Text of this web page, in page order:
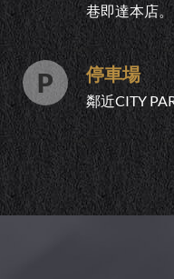
巷即達本店。
停車場
鄰近CITY